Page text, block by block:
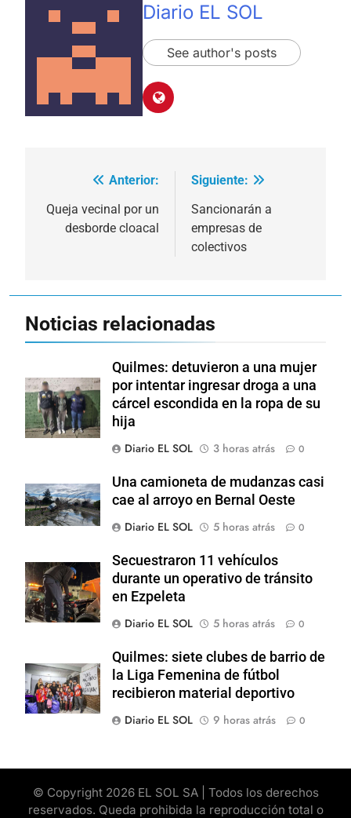
Diario EL SOL
See author's posts
Navegación
de
Anterior:
Queja vecinal por un
desborde cloacal
Siguiente:
Sancionarán a
empresas de
colectivos
Noticias relacionadas
Quilmes: detuvieron a una mujer
por intentar ingresar droga a una
cárcel escondida en la ropa de su
hija
Diario EL SOL
3 horas atrás 0
Una camioneta de mudanzas casi
cae al arroyo en Bernal Oeste
Diario EL SOL
5 horas atrás 0
Secuestraron 11 vehículos
durante un operativo de tránsito
en Ezpeleta
Diario EL SOL
5 horas atrás 0
Quilmes: siete clubes de barrio de
la Liga Femenina de fútbol
recibieron material deportivo
Diario EL SOL
9 horas atrás 0
© Copyright 2026 EL SOL SA | Todos los derechos
reservados. Queda prohibida la reproducción total o